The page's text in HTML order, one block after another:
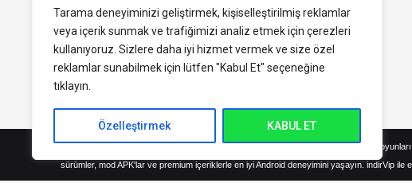
Tarama deneyiminizi geliştirmek, kişiselleştirilmiş reklamlar
veya içerik sunmak ve trafiğimizi analiz etmek için çerezleri
kullanıyoruz. Sizlere daha iyi hizmet vermek ve size özel
reklamlar sunabilmek için lütfen "Kabul Et" seçeneğine
tıklayın.
Özelleştirmek KABUL ET
indirVip.com, en güvenilir ve hızlı APK indirme platformudur! En popüler Android
sürümler, mod APK'lar ve premium içeriklerle en iyi Android deneyimini yaşayın. indirVip ile